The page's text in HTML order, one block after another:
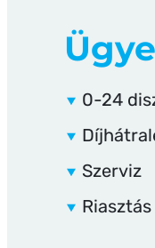
0-24
Szerviz